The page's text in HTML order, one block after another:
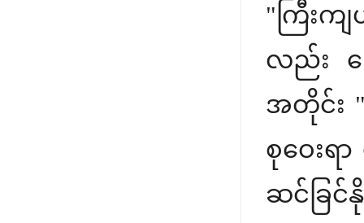
"ကြီးက
လည်း မ
အတိုင်း
စုဝေးရာ
ဆင်ခြင်